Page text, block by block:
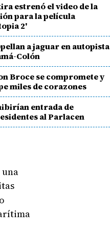
estrenó el video de la
para la película
2'
a jaguar en autopista
Colón
Broce se compromete y
miles de corazones
entrada de
al Parlacen